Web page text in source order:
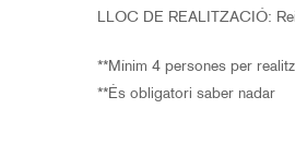
LLOC DE REALITZACIÓ:
**Mínim 4 persones per
**És obligatori saber nadar